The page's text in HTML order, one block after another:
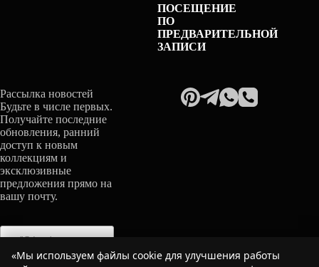
ПОСЕЩЕНИЕ
ПО
ПРЕДВАРИТЕЛЬНОЙ
ЗАПИСИ
Рассылка новостей
Будьте в числе первых.
Получайте последние
обновления, ранний
доступ к новым
коллекциям и
эксклюзивные
предложения прямо на
вашу почту.
«Мы используем файлы cookie для улучшения работы